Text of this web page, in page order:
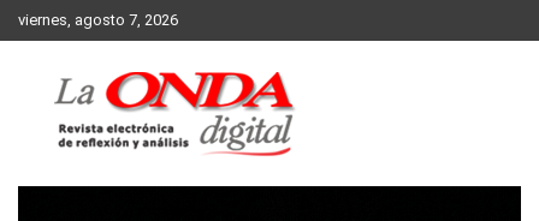
Skip
to
viernes, agosto 7, 2026